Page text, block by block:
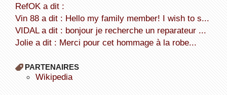
refOK a dit :
Vin 88 a dit : Hello my family member! I wish to s...
VIDAL a dit : bonjour je recherche un reparateur ...
Jolie a dit : Merci pour cet hommage à la robe...
PARTENAIRES
wikipedia